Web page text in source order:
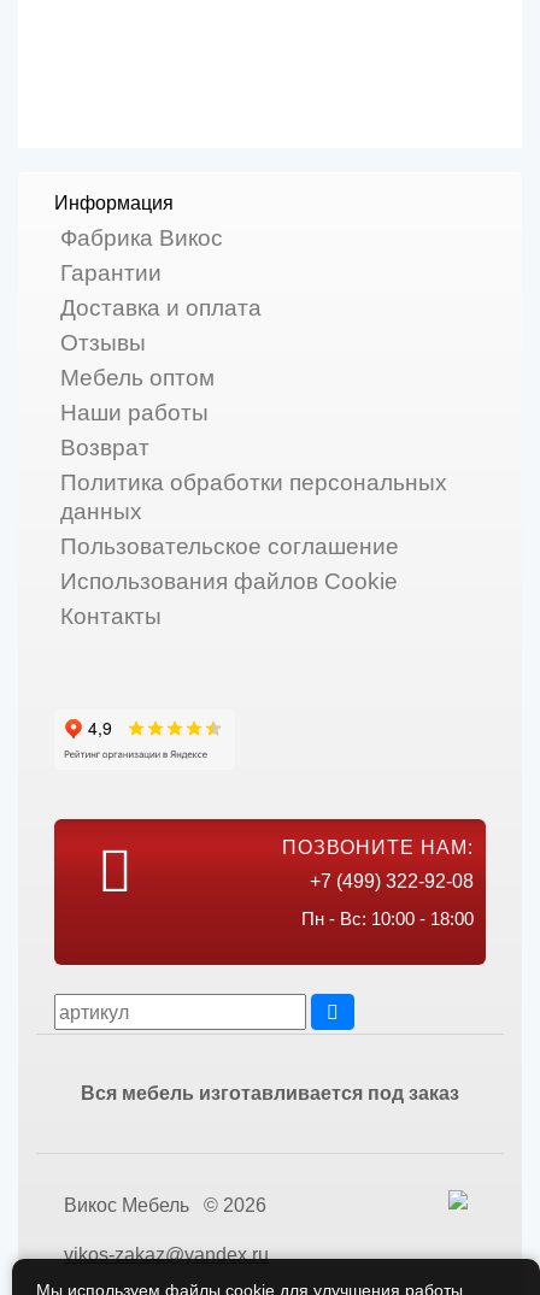
Информация
Фабрика Викос
Гарантии
Доставка и оплата
Отзывы
Мебель оптом
Наши работы
Возврат
Политика обработки персональных
данных
Пользовательское соглашение
Использования файлов Cookie
Контакты
ПОЗВОНИТЕ НАМ:
+7 (499) 322-92-08
Пн - Вс: 10:00 - 18:00
Вся мебель изготавливается под заказ
Викос Мебель © 2026
vikos-zakaz@yandex.ru
Мы используем файлы cookie для улучшения работы